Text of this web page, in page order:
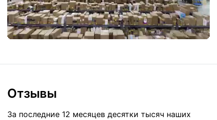
Отзывы
За последние 12 месяцев десятки тысяч наших